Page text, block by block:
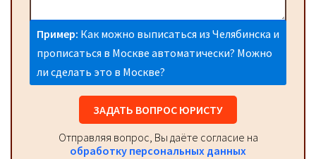
Пример: Как можно выписаться из Челябинска и
прописаться в Москве автоматически? Можно
ли сделать это в Москве?
ЗАДАТЬ ВОПРОС ЮРИСТУ
Отправляя вопрос, Вы даёте согласие на
обработку персональных данных